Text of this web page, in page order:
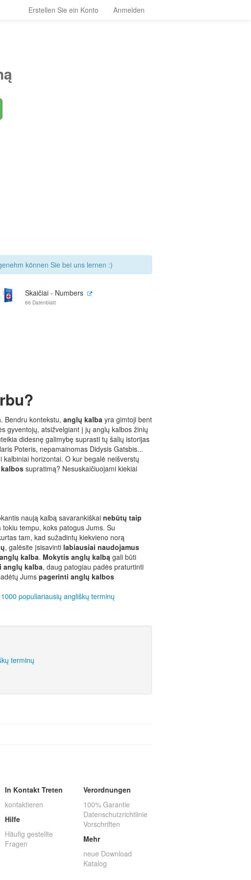
Erstellen Sie ein Konto Anmelden
können Sie bei uns lernen :)
Skaičiai - Numbers
66 Datenblatt
. Bendru kontekstu, anglų kalba yra gimtoji bent
gyventojų, atsižvelgiant į jų anglų kalbos žinių
didesnę galimybę suprasti tų šalių istorijas
Poteris, nepamainomas Didysis Gatsbis...
kalbiniai horizontai. O kur begalė neišverstų
supratimą? Nesuskaičiuojami kiekiai
naują kalbą savarankiškai nebūtų taip
tokiu tempu, koks patogus Jums. Su
tam, kad sužadintų kiekvieno norą
, galėsite įsisavinti labiausiai naudojamus
kalba. Mokytis anglų kalbą gali būti
anglų kalba, daug patogiau padės praturtinti
Jums pagerinti anglų kalbos
1000 populiariausių angliškų terminų
terminų
In Kontakt Treten
kontaktieren
Hilfe
Häufig gestellte
Fragen
Verordnungen
100% Garantie
Datenschutzrichtlinie
Vorschriften
Mehr
neue Download
Katalog